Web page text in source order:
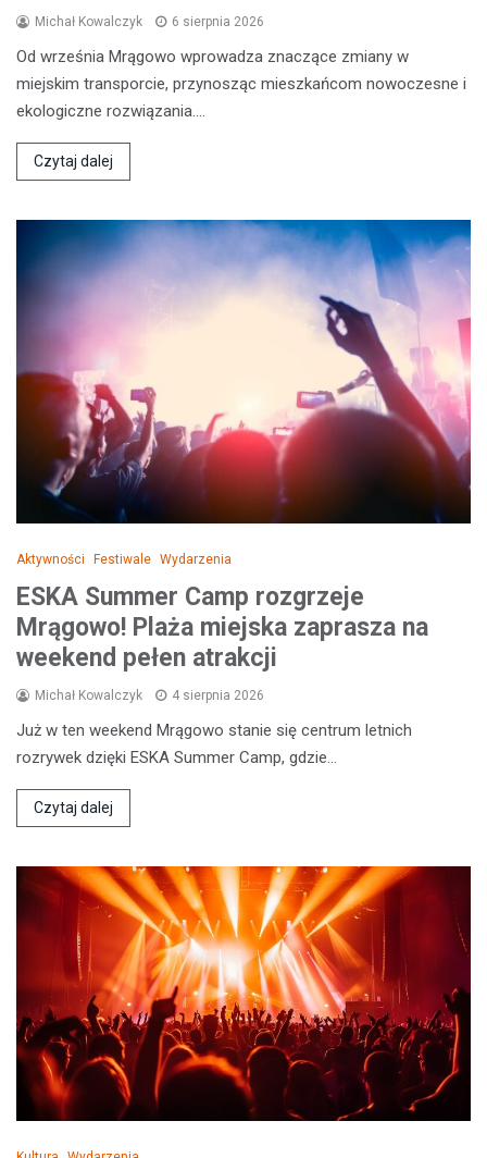
Michał Kowalczyk 6 sierpnia 2026
Od września Mrągowo wprowadza znaczące zmiany w
miejskim transporcie, przynosząc mieszkańcom nowoczesne i
ekologiczne rozwiązania.…
Czytaj dalej
Aktywności Festiwale Wydarzenia
ESKA Summer Camp rozgrzeje
Mrągowo! Plaża miejska zaprasza na
weekend pełen atrakcji
Michał Kowalczyk 4 sierpnia 2026
Już w ten weekend Mrągowo stanie się centrum letnich
rozrywek dzięki ESKA Summer Camp, gdzie…
Czytaj dalej